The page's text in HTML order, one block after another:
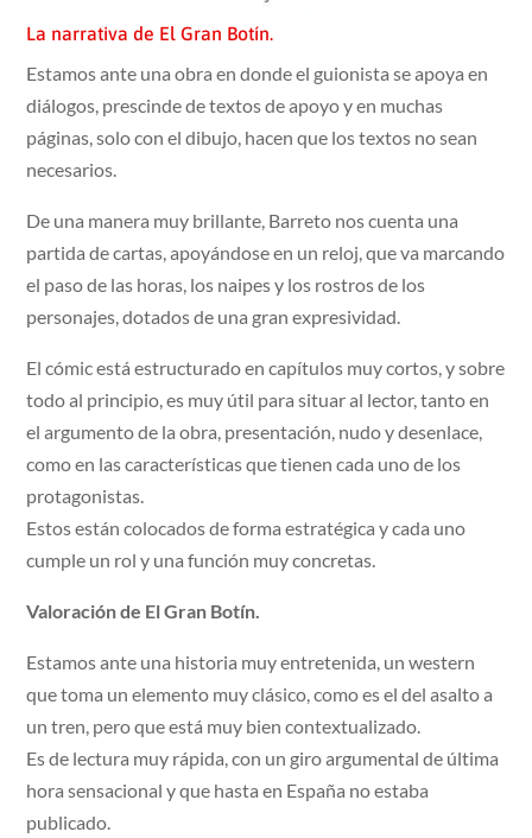
La narrativa de El Gran Botín.
Estamos ante una obra en donde el guionista se apoya en
diálogos, prescinde de textos de apoyo y en muchas
páginas, solo con el dibujo, hacen que los textos no sean
necesarios.
De una manera muy brillante, Barreto nos cuenta una
partida de cartas, apoyándose en un reloj, que va marcando
el paso de las horas, los naipes y los rostros de los
personajes, dotados de una gran expresividad.
El cómic está estructurado en capítulos muy cortos, y sobre
todo al principio, es muy útil para situar al lector, tanto en
el argumento de la obra, presentación, nudo y desenlace,
como en las características que tienen cada uno de los
protagonistas.
Estos están colocados de forma estratégica y cada uno
cumple un rol y una función muy concretas.
Valoración de El Gran Botín.
Estamos ante una historia muy entretenida, un western
que toma un elemento muy clásico, como es el del asalto a
un tren, pero que está muy bien contextualizado.
Es de lectura muy rápida, con un giro argumental de última
hora sensacional y que hasta en España no estaba
publicado.